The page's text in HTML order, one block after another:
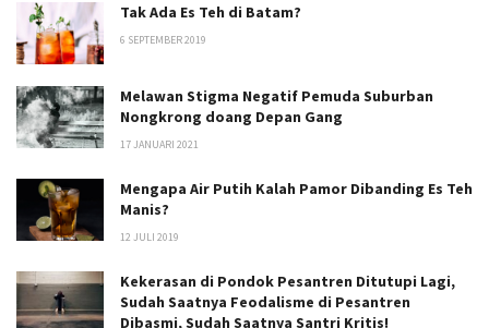
Tak Ada Es Teh di Batam?
6 SEPTEMBER 2019
Melawan Stigma Negatif Pemuda Suburban
Nongkrong doang Depan Gang
17 JANUARI 2021
Mengapa Air Putih Kalah Pamor Dibanding Es Teh
Manis?
12 JULI 2019
Kekerasan di Pondok Pesantren Ditutupi Lagi,
Sudah Saatnya Feodalisme di Pesantren
Dibasmi, Sudah Saatnya Santri Kritis!